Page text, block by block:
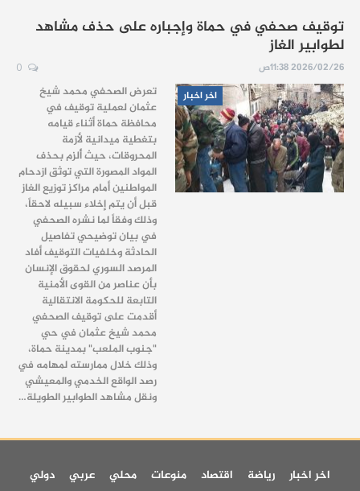
توقيف صحفي في حماة وإجباره على حذف مشاهد
لطوابير الغاز
2026/02/26 11:38ص
اخر اخبار
تعرض الصحفي محمد شيخ
عثمان لعملية توقيف في
محافظة حماة أثناء قيامه
بتغطية ميدانية لأزمة
المحروقات، حيث أُلزم بحذف
المواد المصورة التي توثق ازدحام
المواطنين أمام مراكز توزيع الغاز
قبل أن يتم إخلاء سبيله لاحقاً،
وذلك وفقاً لما نشره الصحفي
في بيان توضيحي تفاصيل
الحادثة وخلفيات التوقيف أفاد
المرصد السوري لحقوق الإنسان
بأن عناصر من القوى الأمنية
التابعة للحكومة الانتقالية
أقدمت على توقيف الصحفي
محمد شيخ عثمان في حي
"جنوب الملعب" بمدينة حماة،
وذلك خلال ممارسته لمهامه في
رصد الواقع الخدمي والمعيشي
ونقل مشاهد الطوابير الطويلة…
اخر اخبار رياضة اقتصاد منوعات محلي عربي
دولي